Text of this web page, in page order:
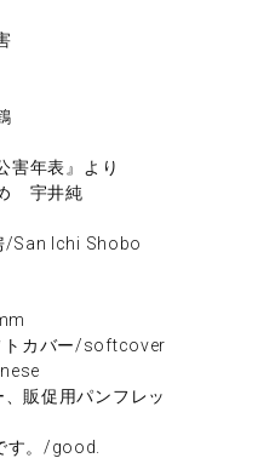
年表』より
宇井純
/San Ichi Shobo
トカバー/softcover
販促用パンフレッ
す。/good.